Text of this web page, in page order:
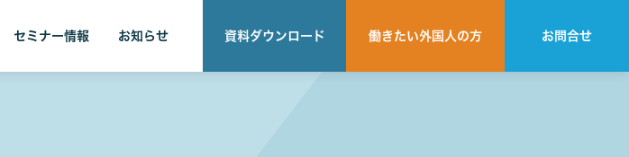
セミナー情報 お知らせ 資料ダウンロード 働きたい外国人の方 お問合せ